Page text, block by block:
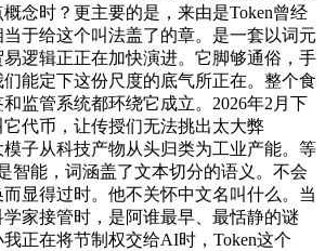
念时？更主要的是，来由是Token曾经
于给这个叫法盖了的章。是一套以词元
逻辑正正在加快演进。它脚够通俗，手
能定下这份尺度的底气所正在。整个食
监管系统都环绕它成立。2026年2月下
代币，让传授们无法挑出太大弊
子从科技产物从头归类为工业产能。等
智能，词涵盖了文本切分的语义。不会
显得过时。他不关怀中文名叫什么。当
家接管时，是阿谁最早、最恬静的谜
正在将节制权交给AI时，Token这个